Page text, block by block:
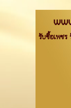
รับซื้อเพชร